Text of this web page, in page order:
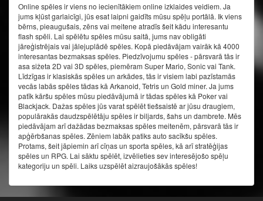
Online spēles ir viens no iecienītākiem online izklaides veidiem. Ja
jums kļūst garlaicīgi, jūs esat laipni gaidīts mūsu spēļu portālā. Ik viens
bērns, pieaugušais, zēns vai meitene atradīs šeit kādu interesantu
flash spēli. Lai spēlētu spēles mūsu saitā, jums nav obligāti
jāreģistrējais vai jālejuplādē spēles. Kopā piedāvājam vairāk kā 4000
interesantas bezmaksas spēles. Piedzīvojumu spēles - pārsvarā tās ir
asa sižeta 2D vai 3D spēles, piemēram Super Mario, Sonic vai Tank.
Līdzīgas ir klasiskās spēles un arkādes, tās ir visiem labi pazīstamās
vecās labās spēles tādas kā Arkanoid, Tetris un Gold miner. Ja jums
patīk kāršu spēles mūsu piedāvājumā ir tādas spēles kā Poker vai
Blackjack. Dažas spēles jūs varat spēlēt tiešsaistē ar jūsu draugiem,
populārakās daudzspēlētāju spēles ir biljards, šahs un dambrete. Mēs
piedāvājam arī dažādas bezmaksas spēles meitenēm, pārsvarā tās ir
apģērbšanas spēles. Zēniem labāk patiks auto sacīkšu spēles.
Protams, šeit jāpiemin arī cīņas un sporta spēles, kā arī stratēģijas
spēles un RPG. Lai sāktu spēlēt, izvēlieties sev interesējošo spēļu
kategoriju un spēli. Laiks uzspēlēt aizraujošākās spēles!